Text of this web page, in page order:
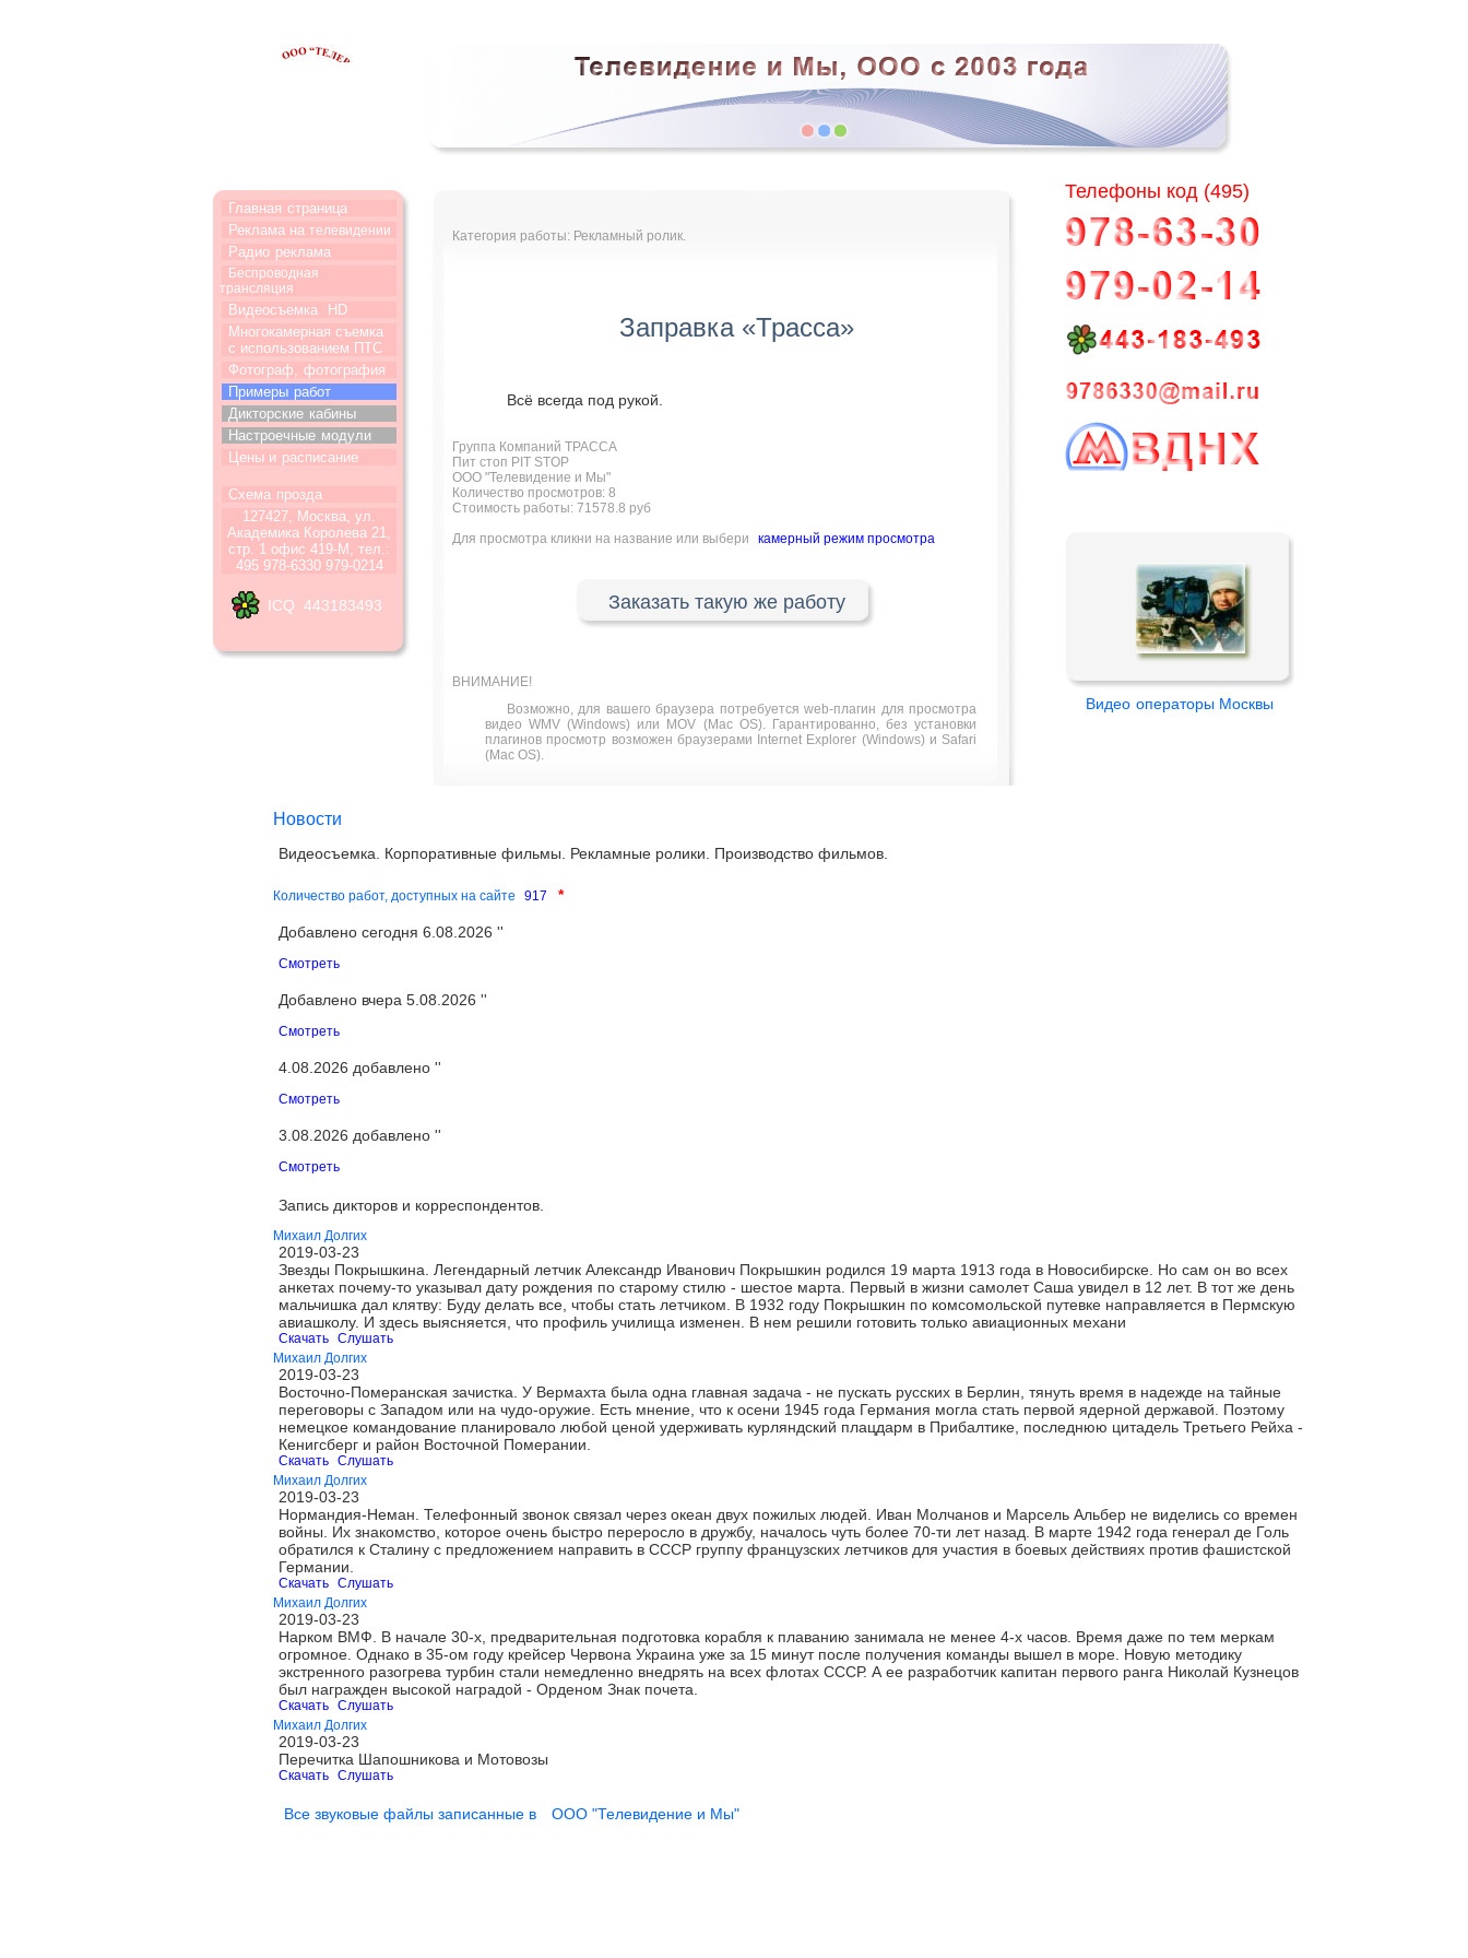
Главная страница
Реклама на телевидении
Радио реклама
Беспроводная
трансляция
Видеосъемка
HD
Многокамерная съемка
с использованием ПТС
Фотограф, фотография
Примеры работ
Дикторские кабины
Настроечные модули
Цены и расписание
Схема прозда
127427, Москва, ул.
Академика Королева 21,
стр. 1 офис 419-М, тел.:
495 978-6330 979-0214
ICQ 443183493
Категория работы: Рекламный ролик.
Заправка «Трасса»
Всё всегда под рукой.
Группа Компаний ТРАССА
Пит стоп PIT STOP
ООО "Телевидение и Мы"
Количество просмотров: 8
Стоимость работы: 71578.8 руб
Для просмотра кликни на название или выбери
камерный режим просмотра
Заказать такую же работу
ВНИМАНИЕ!
Возможно, для вашего браузера потребуется web-плагин для просмотра
видео WMV (Windows) или MOV (Mac OS). Гарантированно, без установки
плагинов просмотр возможен браузерами Internet Explorer (Windows) и Safari
(Mac OS).
Телефоны код (495)
Видео операторы Москвы
Новости
Видеосъемка. Корпоративные фильмы. Рекламные ролики. Производство фильмов.
Количество работ, доступных на сайте 917 *
Добавлено сегодня 6.08.2026 ''
Смотреть
Добавлено вчера 5.08.2026 ''
Смотреть
4.08.2026 добавлено ''
Смотреть
3.08.2026 добавлено ''
Смотреть
Запись дикторов и корреспондентов.
Михаил Долгих
2019-03-23
Звезды Покрышкина. Легендарный летчик Александр Иванович Покрышкин родился 19 марта 1913 года в Новосибирске. Но сам он во всех
анкетах почему-то указывал дату рождения по старому стилю - шестое марта. Первый в жизни самолет Саша увидел в 12 лет. В тот же день
мальчишка дал клятву: Буду делать все, чтобы стать летчиком. В 1932 году Покрышкин по комсомольской путевке направляется в Пермскую
авиашколу. И здесь выясняется, что профиль училища изменен. В нем решили готовить только авиационных механи
Скачать Слушать
Михаил Долгих
2019-03-23
Восточно-Померанская зачистка. У Вермахта была одна главная задача - не пускать русских в Берлин, тянуть время в надежде на тайные
переговоры с Западом или на чудо-оружие. Есть мнение, что к осени 1945 года Германия могла стать первой ядерной державой. Поэтому
немецкое командование планировало любой ценой удерживать курляндский плацдарм в Прибалтике, последнюю цитадель Третьего Рейха -
Кенигсберг и район Восточной Померании.
Скачать Слушать
Михаил Долгих
2019-03-23
Нормандия-Неман. Телефонный звонок связал через океан двух пожилых людей. Иван Молчанов и Марсель Альбер не виделись со времен
войны. Их знакомство, которое очень быстро переросло в дружбу, началось чуть более 70-ти лет назад. В марте 1942 года генерал де Голь
обратился к Сталину с предложением направить в СССР группу французских летчиков для участия в боевых действиях против фашистской
Германии.
Скачать Слушать
Михаил Долгих
2019-03-23
Нарком ВМФ. В начале 30-х, предварительная подготовка корабля к плаванию занимала не менее 4-х часов. Время даже по тем меркам
огромное. Однако в 35-ом году крейсер Червона Украина уже за 15 минут после получения команды вышел в море. Новую методику
экстренного разогрева турбин стали немедленно внедрять на всех флотах СССР. А ее разработчик капитан первого ранга Николай Кузнецов
был награжден высокой наградой - Орденом Знак почета.
Скачать Слушать
Михаил Долгих
2019-03-23
Перечитка Шапошникова и Мотовозы
Скачать Слушать
Все звуковые файлы записанные в ООО "Телевидение и Мы"